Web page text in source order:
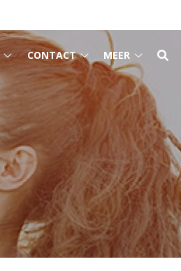
Behandeling
submenu
CONTACT
Contact
submenu
MEER
Meer
submenu